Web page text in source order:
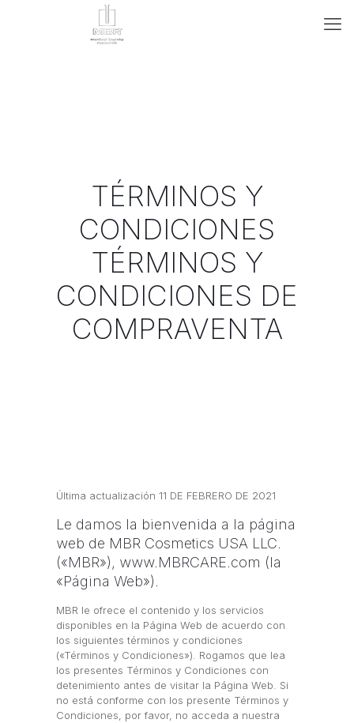
TÉRMINOS Y
CONDICIONES
TÉRMINOS Y
CONDICIONES DE
COMPRAVENTA
Última actualización 11 DE FEBRERO DE 2021
Le damos la bienvenida a la página
web de MBR Cosmetics USA LLC.
(«MBR»), www.MBRCARE.com (la
«Página Web»).
MBR le ofrece el contenido y los servicios
disponibles en la Página Web de acuerdo con
los siguientes términos y condiciones
(«Términos y Condiciones»). Rogamos que lea
los presentes Términos y Condiciones con
detenimiento antes de visitar la Página Web. Si
no está conforme con los presente Términos y
Condiciones, por favor, no acceda a nuestra